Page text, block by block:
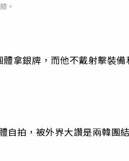
。
拿銀牌，而他不戴射擊裝備
自拍，被外界大讚是兩韓團